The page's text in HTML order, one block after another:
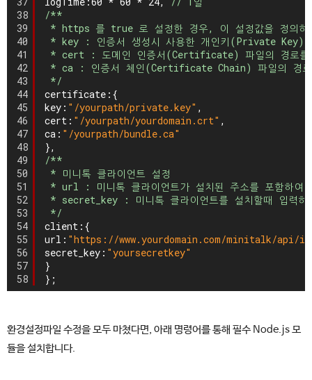
38
39
40
41
42
43
44
45
46
47
48
49
50
51
52
53
54
55
56
57
58
/**
* https 를 true 로 설정한 경우, 이 설정값을 정의하
* key : 인증서 생성시 사용한 개인키(Private Key)
* cert : 도메인 인증서(Certificate) 파일의 경로를
* ca : 인증서 체인(Certificate Chain) 파일의 경로
*/
certificate:{
key: "/yourpath/private.key" ,
cert: "/yourpath/yourdomain.crt" ,
ca: "/yourpath/bundle.ca"
},
/**
* 미니톡 클라이언트 설정
* url : 미니톡 클라이언트가 설치된 주소를 포함하여
* secret_key : 미니톡 클라이언트를 설치할때 입력하
*/
client:{
url: "https://www.yourdomain.com/minitalk/api/
secret_key: "yoursecretkey"
}
};
환경설정파일 수정을 모두 마쳤다면, 아래 명령어를 통해 필수 Node.js 모
듈을 설치합니다.